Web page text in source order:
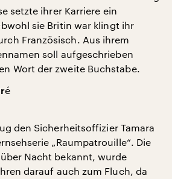
setzte ihrer Karriere ein
sie Britin war klingt ihr
Französisch. Aus ihrem
soll aufgeschrieben
Wort der zweite Buchstabe.
ré
den Sicherheitsoffizier Tamara
„Raumpatrouille“. Die
Nacht bekannt, wurde
darauf auch zum Fluch, da